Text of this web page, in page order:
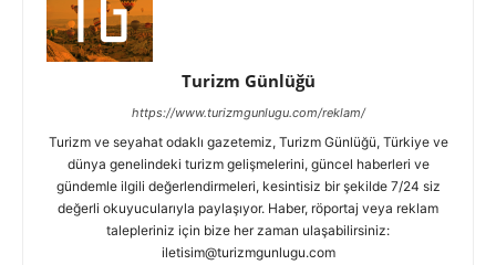
Turizm Günlüğü
https://www.turizmgunlugu.com/reklam/
Turizm ve seyahat odaklı gazetemiz, Turizm Günlüğü, Türkiye ve
dünya genelindeki turizm gelişmelerini, güncel haberleri ve
gündemle ilgili değerlendirmeleri, kesintisiz bir şekilde 7/24 siz
değerli okuyucularıyla paylaşıyor. Haber, röportaj veya reklam
talepleriniz için bize her zaman ulaşabilirsiniz:
iletisim@turizmgunlugu.com